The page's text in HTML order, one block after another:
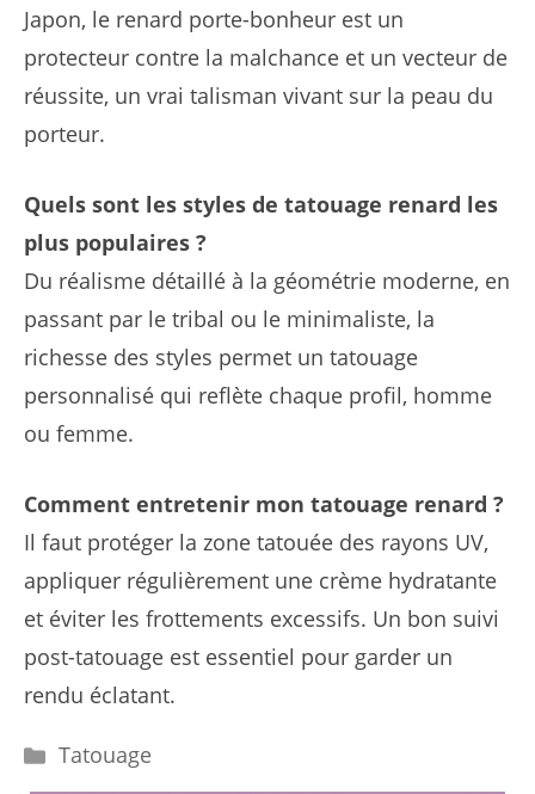
Japon, le renard porte-bonheur est un
protecteur contre la malchance et un vecteur de
réussite, un vrai talisman vivant sur la peau du
porteur.
Quels sont les styles de tatouage renard les
plus populaires ?
Du réalisme détaillé à la géométrie moderne, en
passant par le tribal ou le minimaliste, la
richesse des styles permet un tatouage
personnalisé qui reflète chaque profil, homme
ou femme.
Comment entretenir mon tatouage renard ?
Il faut protéger la zone tatouée des rayons UV,
appliquer régulièrement une crème hydratante
et éviter les frottements excessifs. Un bon suivi
post-tatouage est essentiel pour garder un
rendu éclatant.
Catégories
Tatouage